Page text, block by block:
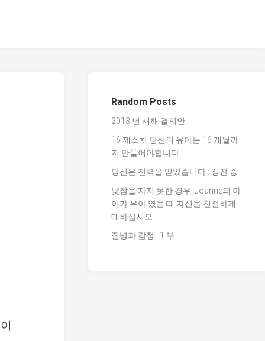
Random Posts
2013 년 새해 결의안
16 제스처 당신의 유아는 16 개월까
지 만들어야합니다!
당신은 전력을 얻었습니다 : 정전 중
낮잠을 자지 못한 경우, Joanne의 아
이가 유아 였을 때 자신을 친절하게
대하십시오
질병과 감정 : 1 부